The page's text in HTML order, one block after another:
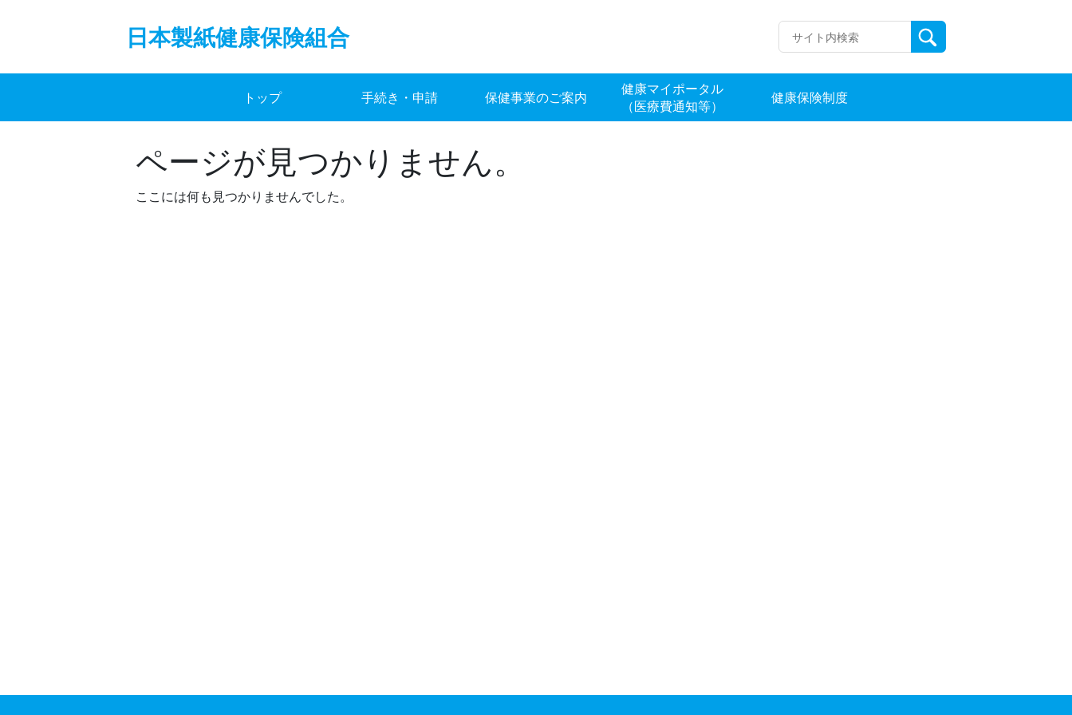
日本製紙健康保険組合
トップ 手続き・申請 保健事業のご案内
健康マイポータル
（医療費通知等）
健康保険制度
ページが見つかりません。
ここには何も見つかりませんでした。